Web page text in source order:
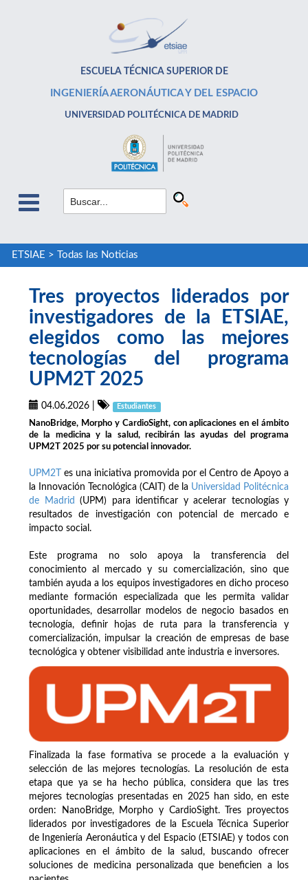
ESCUELA TÉCNICA SUPERIOR DE
INGENIERÍA AERONÁUTICA Y DEL ESPACIO
UNIVERSIDAD POLITÉCNICA DE MADRID
ETSIAE > Todas las Noticias
Tres proyectos liderados por
investigadores de la ETSIAE,
elegidos como las mejores
tecnologías del programa
UPM2T 2025
04.06.2026 Estudiantes
NanoBridge, Morpho y CardioSight, con aplicaciones en el ámbito
de la medicina y la salud, recibirán las ayudas del programa
UPM2T 2025 por su potencial innovador.
UPM2T
es una iniciativa promovida por el Centro de Apoyo a
la Innovación Tecnológica (CAIT) de la Universidad Politécnica
de Madrid
(UPM) para identificar y acelerar tecnologías y
resultados de investigación con potencial de mercado e
impacto social.
Este programa no solo apoya la transferencia del
conocimiento al mercado y su comercialización, sino que
también ayuda a los equipos investigadores en dicho proceso
mediante formación especializada que les permita validar
oportunidades, desarrollar modelos de negocio basados en
tecnología, definir hojas de ruta para la transferencia y
comercialización, impulsar la creación de empresas de base
tecnológica y obtener visibilidad ante industria e inversores.
Finalizada la fase formativa se procede a la evaluación y
selección de las mejores tecnologías. La resolución de esta
etapa que ya se ha hecho pública, considera que las tres
mejores tecnologías presentadas en 2025 han sido, en este
orden: NanoBridge, Morpho y CardioSight. Tres proyectos
liderados por investigadores de la Escuela Técnica Superior
de Ingeniería Aeronáutica y del Espacio (ETSIAE) y todos con
aplicaciones en el ámbito de la salud, buscando ofrecer
soluciones de medicina personalizada que beneficien a los